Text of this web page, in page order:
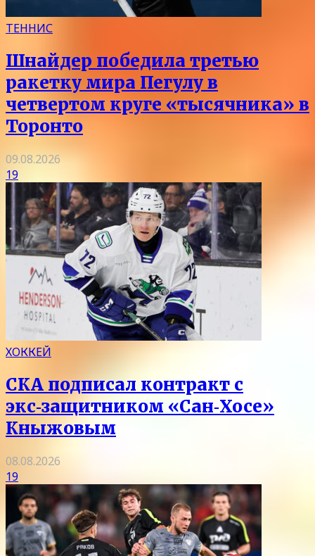
ТЕННИС
Шнайдер победила третью
ракетку мира Пегулу в
четвертом круге «тысячника» в
Торонто
09.08.2026
19
ХОККЕЙ
СКА подписал контракт с
экс‑защитником «Сан‑Хосе»
Кныжовым
08.08.2026
19